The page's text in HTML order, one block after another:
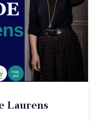
Laurens !
Laurens